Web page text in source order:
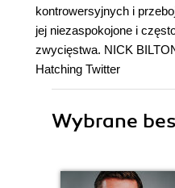
kontrowersyjnych i
jej niezaspokojone i
zwycięstwa. NICK
Hatching Twitter
Wybrane